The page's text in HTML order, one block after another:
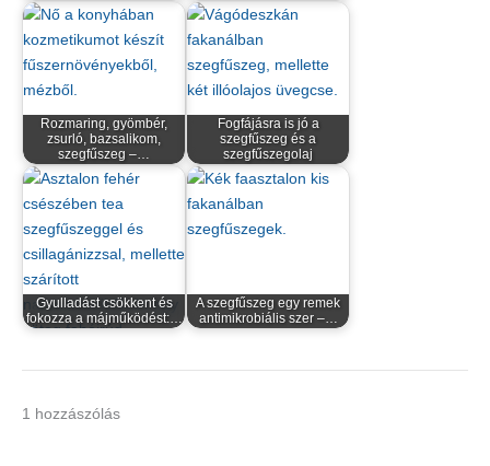
Rozmaring, gyömbér,
zsurló, bazsalikom,
szegfűszeg –…
Fogfájásra is jó a
szegfűszeg és a
szegfűszegolaj
Gyulladást csökkent és
fokozza a májműködést:…
A szegfűszeg egy remek
antimikrobiális szer –…
1 hozzászólás